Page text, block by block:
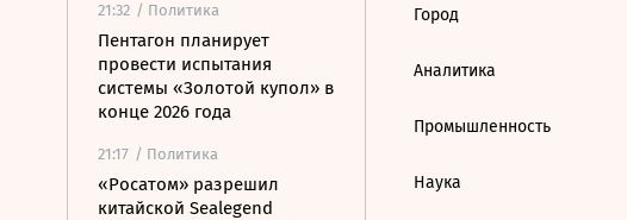
21:32 / Политика
Пентагон планирует
провести испытания
системы «Золотой купол» в
конце 2026 года
21:17 / Политика
«Росатом» разрешил
китайской Sealegend
Город
Аналитика
Промышленность
Наука